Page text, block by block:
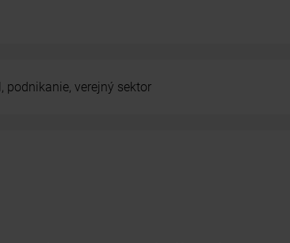
podnikanie, verejný sektor